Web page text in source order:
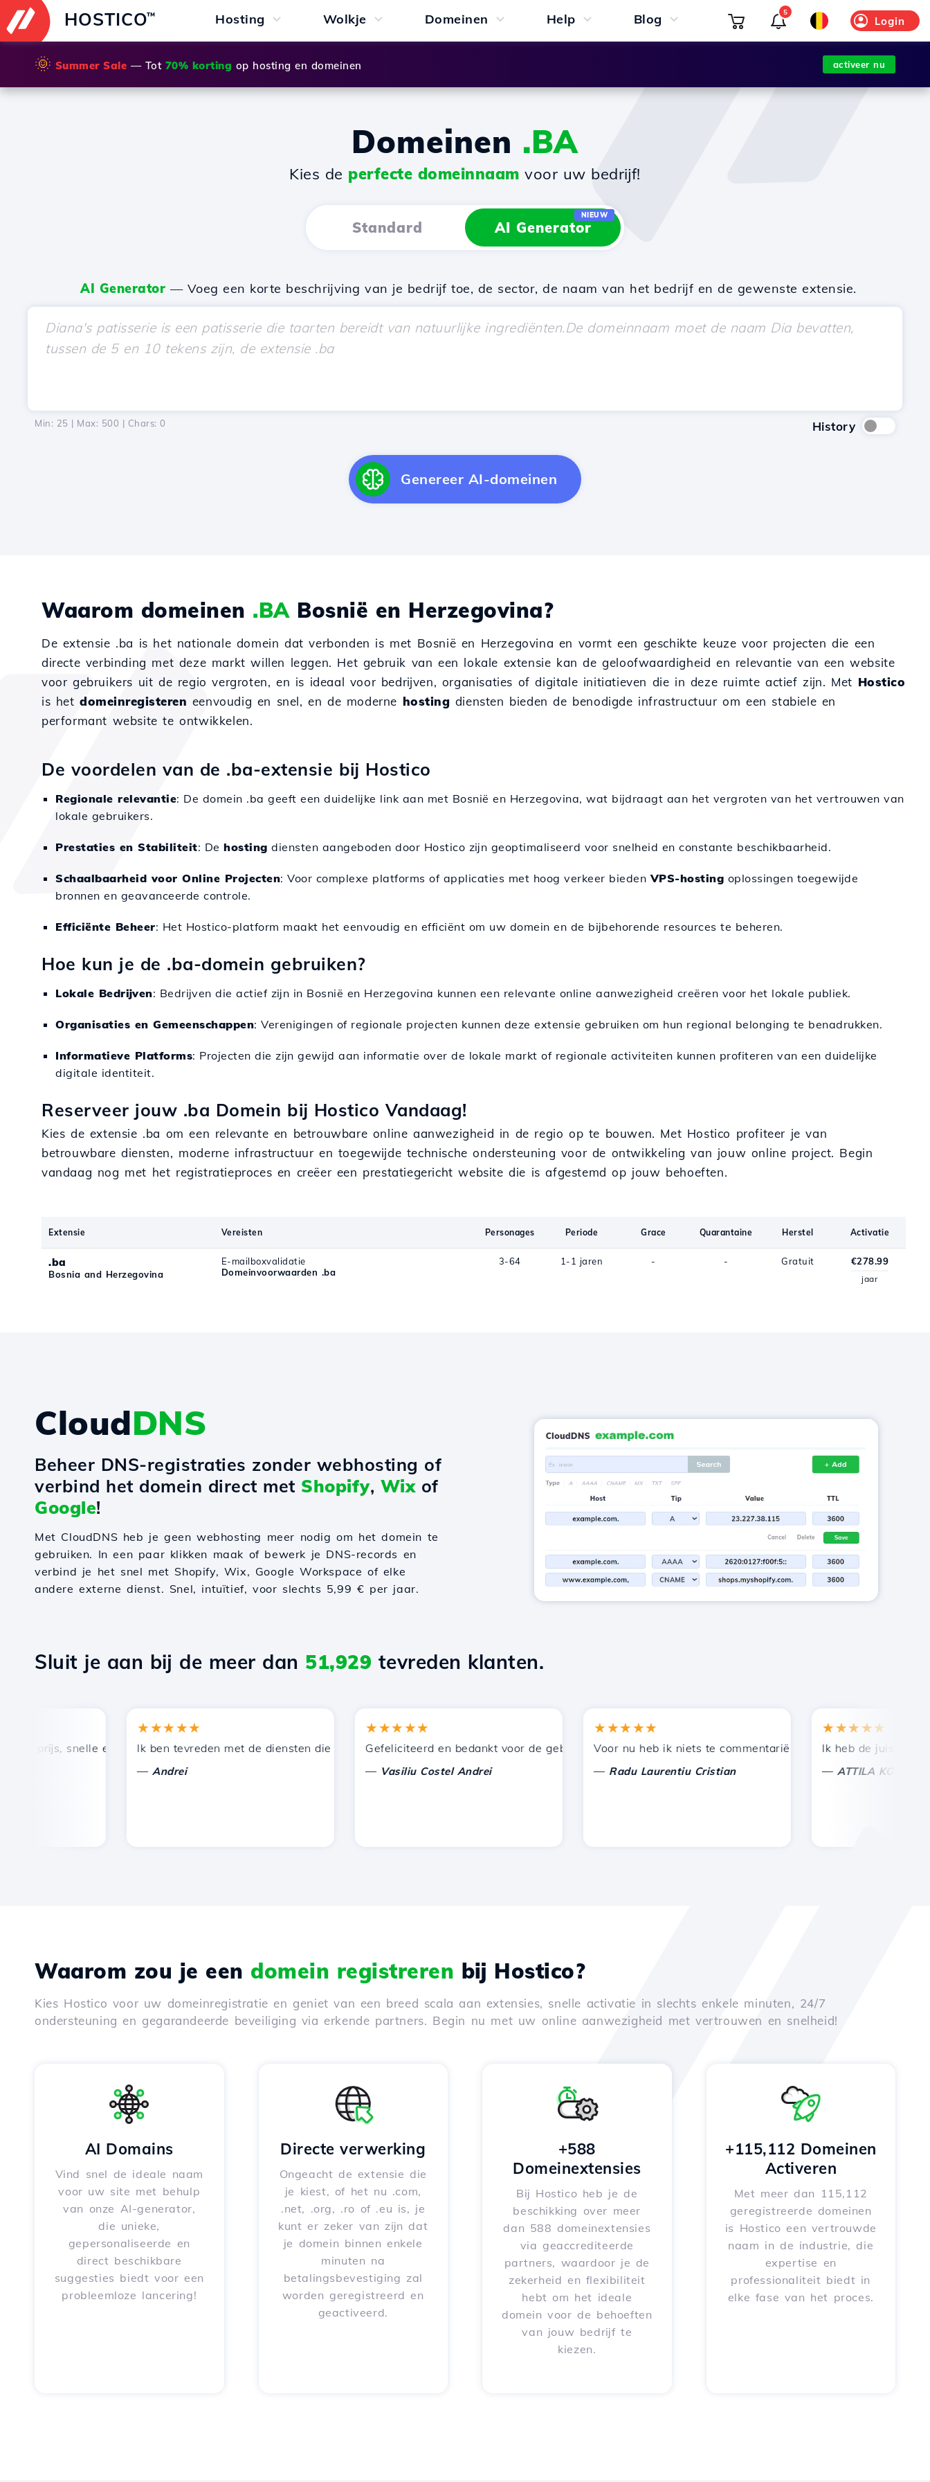
HOSTICO™ Hosting Wolkje Domeinen Help Blog Login
5
🌞 Summer Sale — Tot 70% korting op hosting en domeinen activeer nu
Domeinen .BA
Kies de perfecte domeinnaam voor uw bedrijf!
Standard AI Generator
NIEUW
AI Generator — Voeg een korte beschrijving van je bedrijf toe, de sector, de naam van het bedrijf en de gewenste extensie.
Min: 25 | Max: 500 | Chars: 0 History
Genereer AI-domeinen
Waarom domeinen .BABosnië en Herzegovina?
De extensie .ba is het nationale domein dat verbonden is met Bosnië en Herzegovina en vormt een geschikte keuze voor projecten die een
directe verbinding met deze markt willen leggen. Het gebruik van een lokale extensie kan de geloofwaardigheid en relevantie van een website
voor gebruikers uit de regio vergroten, en is ideaal voor bedrijven, organisaties of digitale initiatieven die in deze ruimte actief zijn. Met Hostico
is hetdomeinregisteren eenvoudig en snel, en de moderne hosting diensten bieden de benodigde infrastructuur om een stabiele en
performant website te ontwikkelen.
De voordelen van de .ba-extensie bij Hostico
Regionale relevantie: De domein .ba geeft een duidelijke link aan met Bosnië en Herzegovina, wat bijdraagt aan het vergroten van het vertrouwen van
lokale gebruikers.
Prestaties en Stabiliteit: De hosting diensten aangeboden door Hostico zijn geoptimaliseerd voor snelheid en constante beschikbaarheid.
Schaalbaarheid voor Online Projecten: Voor complexe platforms of applicaties met hoog verkeer biedenVPS-hosting oplossingen toegewijde
bronnen en geavanceerde controle.
Efficiënte Beheer: Het Hostico-platform maakt het eenvoudig en efficiënt om uw domein en de bijbehorende resources te beheren.
Hoe kun je de .ba-domein gebruiken?
Lokale Bedrijven: Bedrijven die actief zijn in Bosnië en Herzegovina kunnen een relevante online aanwezigheid creëren voor het lokale publiek.
Organisaties en Gemeenschappen: Verenigingen of regionale projecten kunnen deze extensie gebruiken om hun regional belonging te benadrukken.
Informatieve Platforms: Projecten die zijn gewijd aan informatie over de lokale markt of regionale activiteiten kunnen profiteren van een duidelijke
digitale identiteit.
Reserveer jouw .ba Domein bij Hostico Vandaag!
Kies de extensie .ba om een relevante en betrouwbare online aanwezigheid in de regio op te bouwen. Met Hostico profiteer je van
betrouwbare diensten, moderne infrastructuur en toegewijde technische ondersteuning voor de ontwikkeling van jouw online project. Begin
vandaag nog met het registratieproces en creëer een prestatiegericht website die is afgestemd op jouw behoeften.
Extensie Vereisten Personages Periode Grace Quarantaine Herstel Activatie
.ba
Bosnia and Herzegovina
E-mailboxvalidatie
Domeinvoorwaarden .ba
3-64 1-1 jaren - - Gratuit €278.99
jaar
CloudDNS
Beheer DNS-registraties zonder webhosting of
verbind het domein direct met Shopify, Wixof
Google!
Met CloudDNS heb je geen webhosting meer nodig om het domein te
gebruiken. In een paar klikken maak of bewerk je DNS-records en
verbind je het snel met Shopify, Wix, Google Workspace of elke
andere externe dienst. Snel, intuïtief, voor slechts 5,99 € per jaar.
Sluit je aan bij de meer dan 51,929 tevreden klanten.
prijs, snelle en efficiënte technische ondersteuning.
★★★★★
Ik ben tevreden met de diensten die door Hostico worden aangeboden. Ik heb jullie aanbevolen bij andere bekenden.
Andrei
★★★★★
Gefeliciteerd en bedankt voor de geboden ondersteuning!
Vasiliu Costel Andrei
★★★★★
Voor nu heb ik niets te commentariëren, alleen om te
Radu Laurentiu Cristian
★★★★★
Ik heb de juiste keuze
ATTILA KOLES
Waarom zou je een domein registreren bij Hostico?
Kies Hostico voor uw domeinregistratie en geniet van een breed scala aan extensies, snelle activatie in slechts enkele minuten, 24/7
ondersteuning en gegarandeerde beveiliging via erkende partners. Begin nu met uw online aanwezigheid met vertrouwen en snelheid!
AI Domains
Vind snel de ideale naam
voor uw site met behulp
van onze AI-generator,
die unieke,
gepersonaliseerde en
direct beschikbare
suggesties biedt voor een
probleemloze lancering!
Directe verwerking
Ongeacht de extensie die
je kiest, of het nu .com,
.net, .org, .ro of .eu is, je
kunt er zeker van zijn dat
je domein binnen enkele
minuten na
betalingsbevestiging zal
worden geregistreerd en
geactiveerd.
+588
Domeinextensies
Bij Hostico heb je de
beschikking over meer
dan 588 domeinextensies
via geaccrediteerde
partners, waardoor je de
zekerheid en flexibiliteit
hebt om het ideale
domein voor de behoeften
van jouw bedrijf te
kiezen.
+115,112 Domeinen
Activeren
Met meer dan 115,112
geregistreerde domeinen
is Hostico een vertrouwde
naam in de industrie, die
expertise en
professionaliteit biedt in
elke fase van het proces.